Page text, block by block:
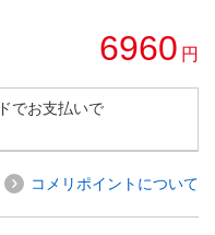
6960 円
でお支払いで
コメリポイントについて